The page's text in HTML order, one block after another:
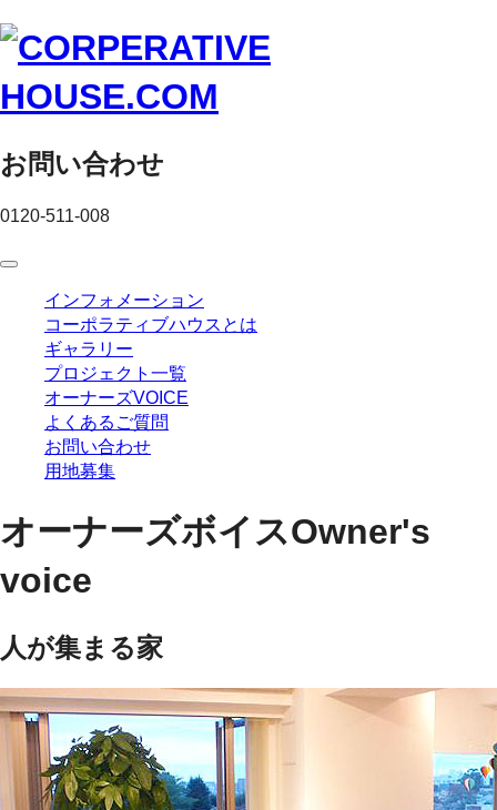
お問い合わせ
0120-511-008
インフォメーション
コーポラティブハウスとは
ギャラリー
プロジェクト一覧
オーナーズVOICE
よくあるご質問
お問い合わせ
用地募集
オーナーズボイスOwner's
voice
人が集まる家